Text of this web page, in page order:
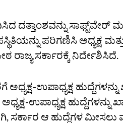
ದತ್ತಾಂಶವನ್ನು ಸಾಫ್ಟ್‌ವೇರ್‌
ಪರಿಗಣಿಸಿ ಅಧ್ಯಕ್ಷ
ರಾಜ್ಯ ಸರ್ಕಾರಕ್ಕೆ ನಿರ್ದೇಶಿಸಿದೆ.
ಉಪಾಧ್ಯಕ್ಷ
ಉಪಾಧ್ಯಕ್ಷ ಹುದ್ದೆಗಳನ್ನು
ಸರ್ಕಾರ ಆ ಹುದ್ದೆಗಳ ಮೀಸಲು